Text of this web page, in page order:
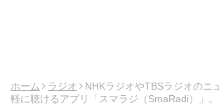
ホーム ラジオ
NHKラジオやTBSラジオのニ
軽に聴けるアプリ「スマラジ（SmaRadi）」